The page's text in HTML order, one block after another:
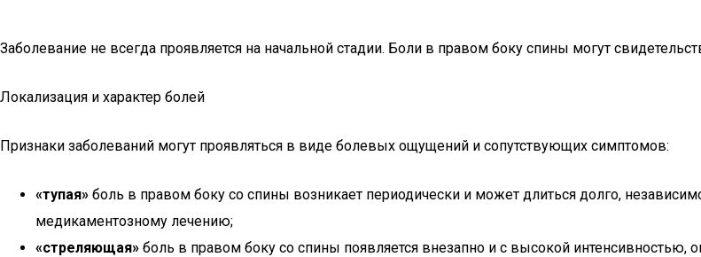
Заболевание не всегда проявляется на начальной стадии. Боли в правом боку спины могут
Локализация и характер болей
Признаки заболеваний могут проявляться в виде болевых ощущений и сопутствующих симптомов:
«тупая» боль в правом боку со спины возникает периодически и может длиться долго,
медикаментозному лечению;
«стреляющая» боль в правом боку со спины появляется внезапно и с высокой